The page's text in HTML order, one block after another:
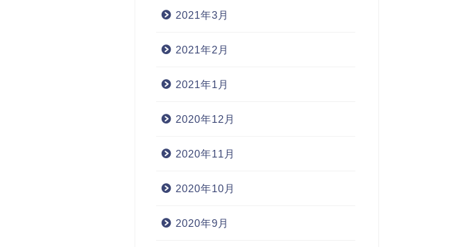
2021年3月
2021年2月
2021年1月
2020年12月
2020年11月
2020年10月
2020年9月